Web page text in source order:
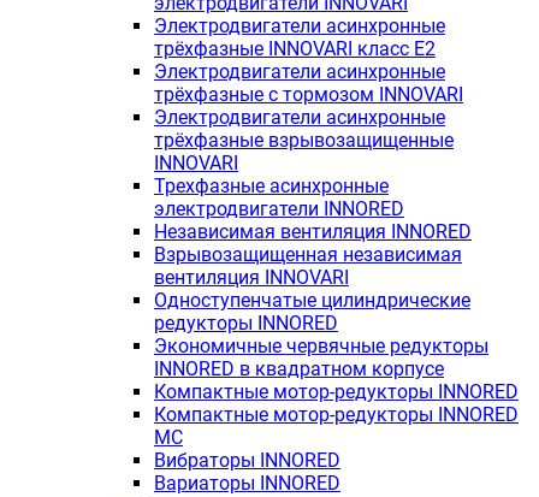
Электродвигатели асинхронные
трёхфазные INNOVARI класс E2
Электродвигатели асинхронные
трёхфазные с тормозом INNOVARI
Электродвигатели асинхронные
трёхфазные взрывозащищенные
INNOVARI
Трехфазные асинхронные
электродвигатели INNORED
Независимая вентиляция INNORED
Взрывозащищенная независимая
вентиляция INNOVARI
Одноступенчатые цилиндрические
редукторы INNORED
Экономичные червячные редукторы
INNORED в квадратном корпусе
Компактные мотор-редукторы INNORED
Компактные мотор-редукторы INNORED
MC
Вибраторы INNORED
Вариаторы INNORED